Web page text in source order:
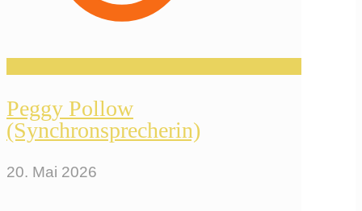
Peggy Pollow
(Synchronsprecherin)
20. Mai 2026